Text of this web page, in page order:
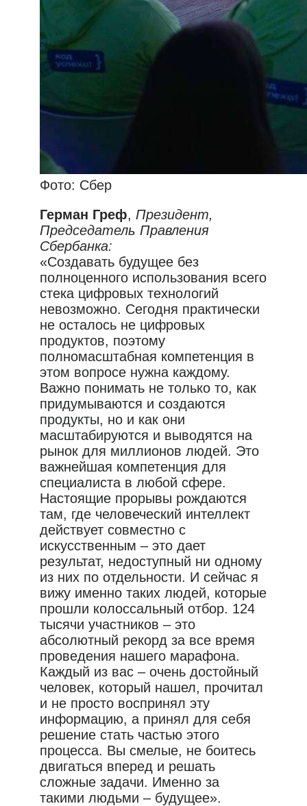
Фото: Сбер
Герман Греф, Президент,
Председатель Правления
Сбербанка:
«Создавать будущее без
полноценного использования всего
стека цифровых технологий
невозможно. Сегодня практически
не осталось не цифровых
продуктов, поэтому
полномасштабная компетенция в
этом вопросе нужна каждому.
Важно понимать не только то, как
придумываются и создаются
продукты, но и как они
масштабируются и выводятся на
рынок для миллионов людей. Это
важнейшая компетенция для
специалиста в любой сфере.
Настоящие прорывы рождаются
там, где человеческий интеллект
действует совместно с
искусственным – это дает
результат, недоступный ни одному
из них по отдельности. И сейчас я
вижу именно таких людей, которые
прошли колоссальный отбор. 124
тысячи участников – это
абсолютный рекорд за все время
проведения нашего марафона.
Каждый из вас – очень достойный
человек, который нашел, прочитал
и не просто воспринял эту
информацию, а принял для себя
решение стать частью этого
процесса. Вы смелые, не боитесь
двигаться вперед и решать
сложные задачи. Именно за
такими людьми – будущее».